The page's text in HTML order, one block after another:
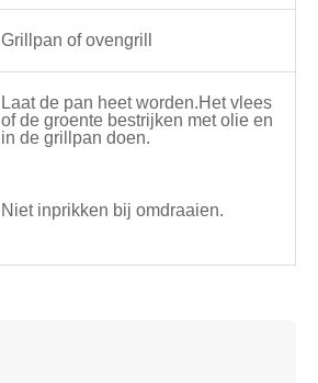
Grillpan of ovengrill
Laat de pan heet worden.Het vlees
of de groente bestrijken met olie en
in de grillpan doen.
Niet inprikken bij omdraaien.